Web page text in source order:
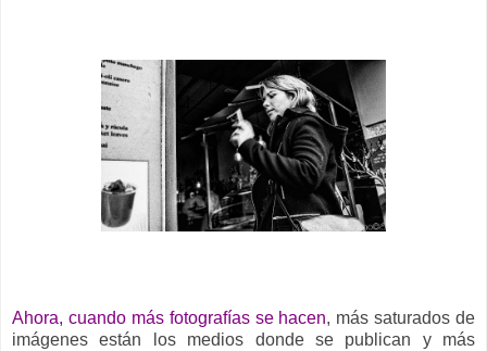
Ahora, cuando más fotografías se hacen, más saturados de
imágenes están los medios donde se publican y más